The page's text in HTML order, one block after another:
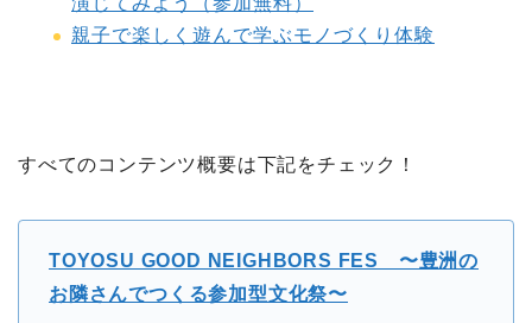
親子で楽しく遊んで学ぶモノづくり体験
すべてのコンテンツ概要は下記をチェック！
TOYOSU GOOD NEIGHBORS FES 〜豊洲の
お隣さんでつくる参加型文化祭〜